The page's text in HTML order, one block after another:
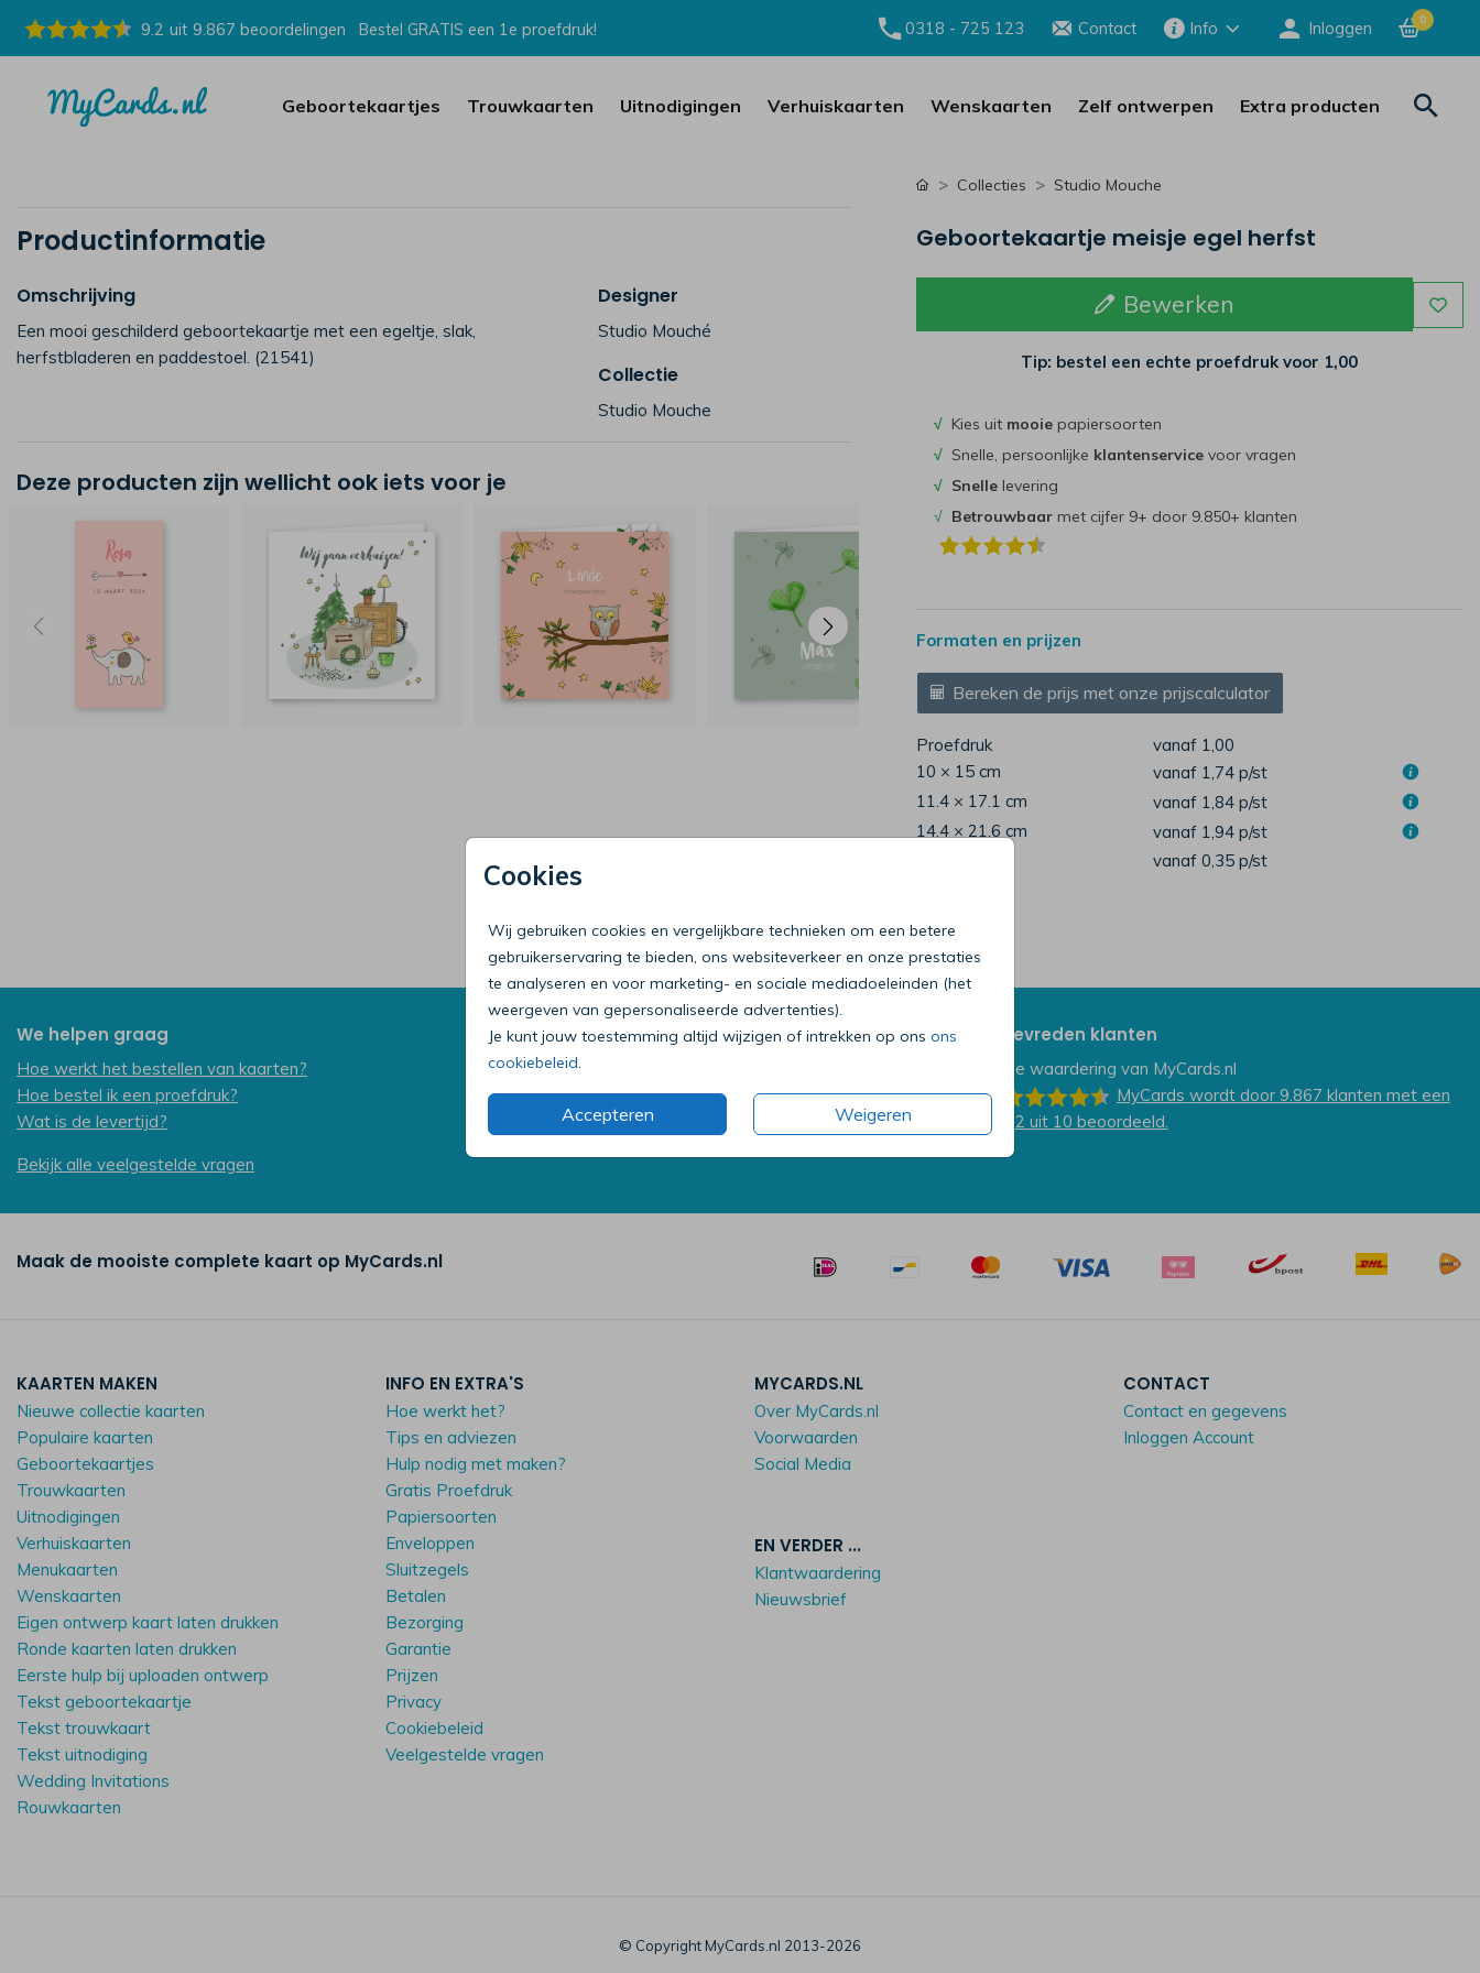
9.2 uit 9.867 beoordelingen Bestel GRATIS een 1e proefdruk! 0318 - 725 123 Contact Info Inloggen 0
Geboortekaartjes Trouwkaarten Uitnodigingen Verhuiskaarten Wenskaarten Zelf ontwerpen Extra producten
Cookies
Wij gebruiken cookies en vergelijkbare technieken om een betere
gebruikerservaring te bieden, ons websiteverkeer en onze prestaties
te analyseren en voor marketing- en sociale mediadoeleinden (het
weergeven van gepersonaliseerde advertenties).
Je kunt jouw toestemming altijd wijzigen of intrekken op ons ons
cookiebeleid
Accepteren Weigeren
Productinformatie
Omschrijving
Een mooi geschilderd geboortekaartje met een egeltje, slak,
herfstbladeren en paddestoel. (21541)
Designer
Studio Mouché
Collectie
Studio Mouche
Deze producten zijn wellicht ook iets voor je
Collecties Studio Mouche
Geboortekaartje meisje egel herfst
Bewerken
Tip: bestel een echte proefdruk voor 1,00
√Kies uit mooie papiersoorten
√Snelle, persoonlijke klantenservicevoor vragen
√ Snellelevering
√ Betrouwbaarmet cijfer 9+ door 9.850+ klanten
Formaten en prijzen
Bereken de prijs met onze prijscalculator
Proefdruk
vanaf 1,00
10 × 15 cm
vanaf 1,74 p/st
11.4 × 17.1 cm
vanaf 1,84 p/st
14.4 × 21.6 cm
vanaf 1,94 p/st
vanaf 0,35 p/st
We helpen graag
Hoe werkt het bestellen van kaarten?
Hoe bestel ik een proefdruk?
Wat is de levertijd?
Bekijk alle veelgestelde vragen
Bel onze klantenservice
0318 - 72 51 23
Op werkdagen van 09:00 tot 18:00 uur
Mailen mag ook:klantenservice@mycards.nl
Tevreden klanten
De waardering van MyCards.nl
MyCards wordt door 9.867 klanten met een
9.2 uit 10 beoordeeld.
Maak de mooiste complete kaart op MyCards.nl
KAARTEN MAKEN
Nieuwe collectie kaarten
Populaire kaarten
Geboortekaartjes
Trouwkaarten
Uitnodigingen
Verhuiskaarten
Menukaarten
Wenskaarten
Eigen ontwerp kaart laten drukken
Ronde kaarten laten drukken
Eerste hulp bij uploaden ontwerp
Tekst geboortekaartje
Tekst trouwkaart
Tekst uitnodiging
Wedding Invitations
Rouwkaarten
INFO EN EXTRA'S
Hoe werkt het?
Tips en adviezen
Hulp nodig met maken?
Gratis Proefdruk
Papiersoorten
Enveloppen
Sluitzegels
Betalen
Bezorging
Garantie
Prijzen
Privacy
Cookiebeleid
Veelgestelde vragen
MYCARDS.NL
Over MyCards.nl
Voorwaarden
Social Media
EN VERDER ...
Klantwaardering
Nieuwsbrief
CONTACT
Contact en gegevens
Inloggen Account
© Copyright MyCards.nl 2013-2026